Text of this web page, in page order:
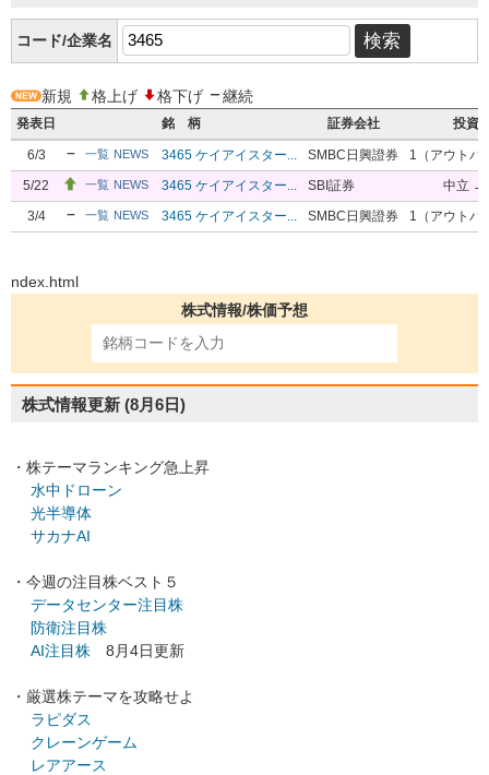
コード/企業名
新規 格上げ 格下げ
継続
発表日
銘 柄 証券会社 投資
6/3 一覧 NEWS 3465 ケイアイスター... SMBC日興證券
1（アウトパ
5/22
一覧 NEWS 3465 ケイアイスター... SBI証券
中立 →
3/4
一覧 NEWS 3465 ケイアイスター... SMBC日興證券 1（アウトパ
ndex.html
株式情報/株価予想
株式情報更新 (8月6日)
・株テーマランキング急上昇
水中ドローン
光半導体
サカナAI
・今週の注目株ベスト５
データセンター注目株
防衛注目株
AI注目株 8月4日更新
・厳選株テーマを攻略せよ
ラピダス
クレーンゲーム
レアアース